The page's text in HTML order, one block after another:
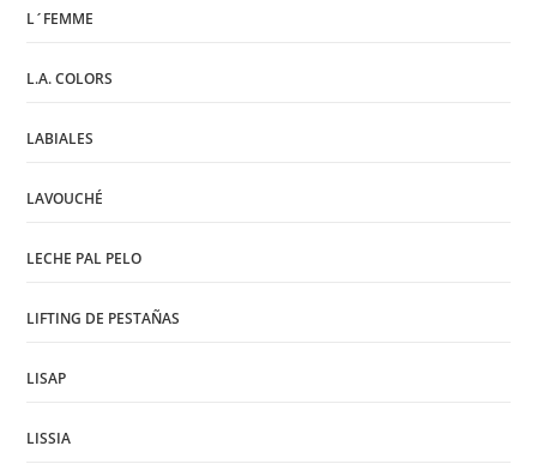
L´FEMME
L.A. COLORS
LABIALES
LAVOUCHÉ
LECHE PAL PELO
LIFTING DE PESTAÑAS
LISAP
LISSIA